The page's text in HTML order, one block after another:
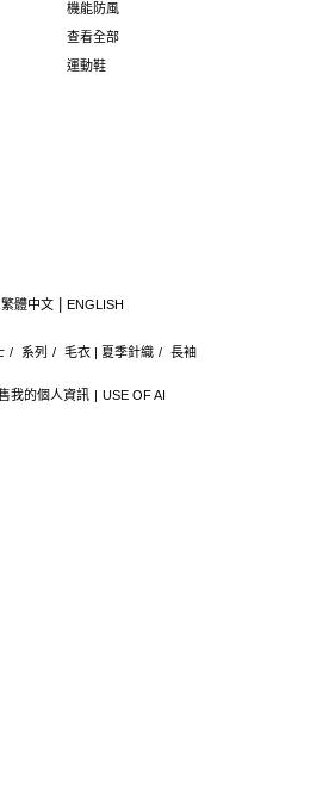
機能防風
查看全部
運動鞋
我的個人資訊 USE OF AI
/ 系列 / 毛衣 | 夏季針織 / 長袖
繁體中文 ENGLISH